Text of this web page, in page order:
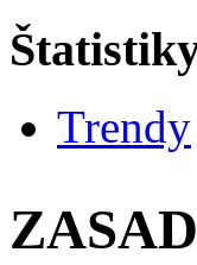
Trendy